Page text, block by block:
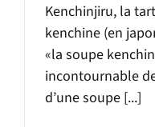
Kenchinjiru, la
kenchine (en
«la soupe
incontournable
d’une soupe [...]